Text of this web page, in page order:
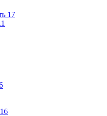
17
16